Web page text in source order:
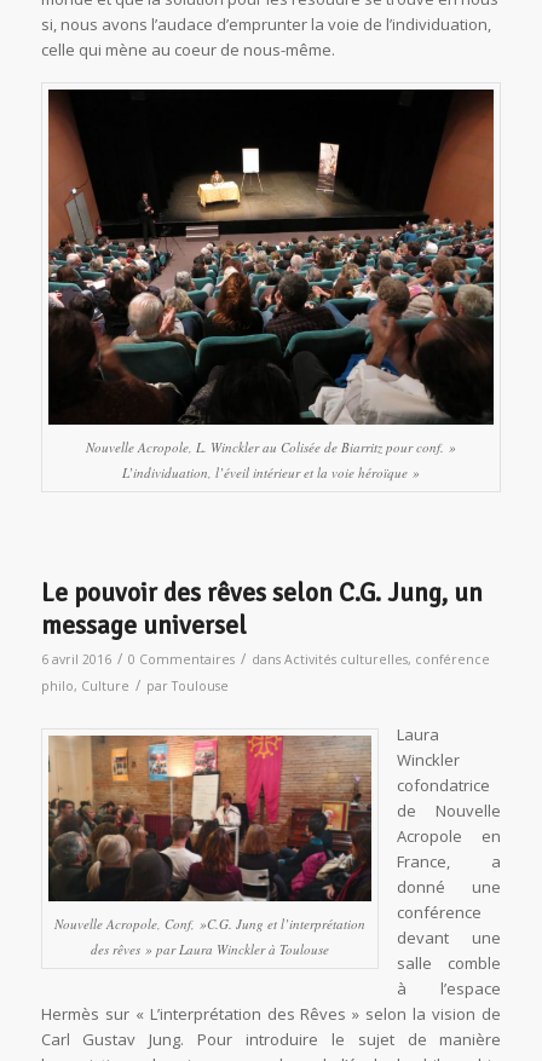
si, nous avons l’audace d’emprunter la voie de l’individuation,
celle qui mène au coeur de nous-même.
Nouvelle Acropole, L. Winckler au Colisée de Biarritz pour conf. »
L’individuation, l’éveil intérieur et la voie héroïque »
Le pouvoir des rêves selon C.G. Jung, un
message universel
6 avril 2016 / 0 Commentaires / dans Activités culturelles, conférence
philo, Culture / parToulouse
Nouvelle Acropole, Conf, »C.G. Jung et l’interprétation
des rêves » par Laura Winckler à Toulouse
Laura
Winckler
cofondatrice
de Nouvelle
Acropole en
France, a
donné une
conférence
devant une
salle comble
à l’espace
Hermès sur « L’interprétation des Rêves » selon la vision de
Carl Gustav Jung. Pour introduire le sujet de manière